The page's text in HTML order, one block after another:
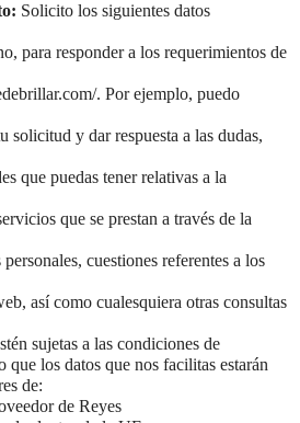
Solicito los siguientes datos
para responder a los requerimientos de
. Por ejemplo, puedo
solicitud y dar respuesta a las dudas,
que puedas tener relativas a la
que se prestan a través de la
cuestiones referentes a los
así como cualesquiera otras consultas
sujetas a las condiciones de
los datos que nos facilitas estarán
de:
de Reyes